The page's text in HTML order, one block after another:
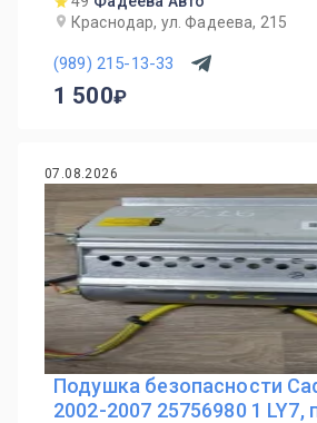
Краснодар, ул. Фадеева, 215
(989) 215-13-33
1 500
07.08.2026
Подушка безопасности
2002-2007 25756980 1 LY7,